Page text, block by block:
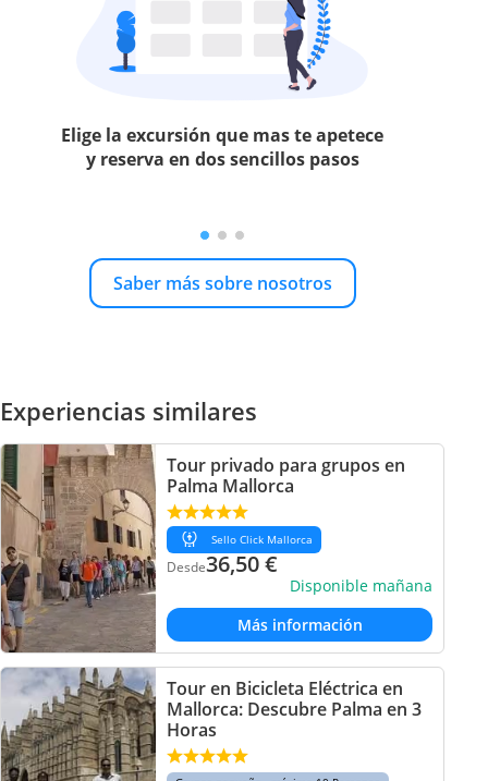
Elige la excursión que mas te apetece
y reserva en dos sencillos pasos
Saber más sobre nosotros
Experiencias similares
Tour privado para grupos en
Palma Mallorca
Sello Click Mallorca
Desde36,50€
Disponible mañana
Más información
Tour en Bicicleta Eléctrica en
Mallorca: Descubre Palma en 3
Horas